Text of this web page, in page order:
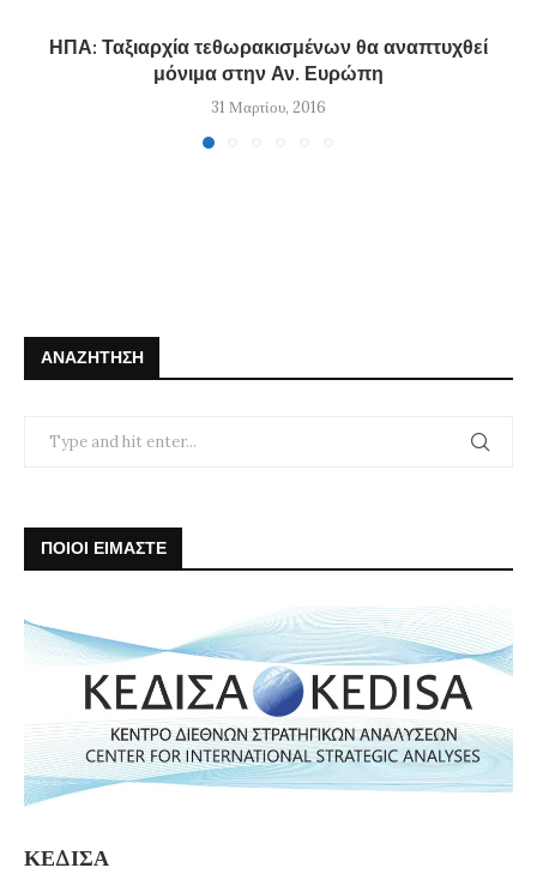
ΗΠΑ: Ταξιαρχία τεθωρακισμένων θα αναπτυχθεί
μόνιμα στην Αν. Ευρώπη
31 Μαρτίου, 2016
ΑΝΑΖΉΤΗΣΗ
ΠΟΙΟΙ ΕΙΜΑΣΤΕ
ΚΕΔΙΣΑ